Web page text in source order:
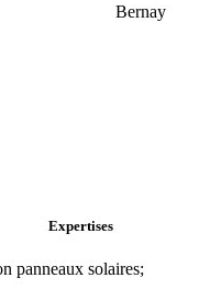
Bernay
Expertises
panneaux solaires;